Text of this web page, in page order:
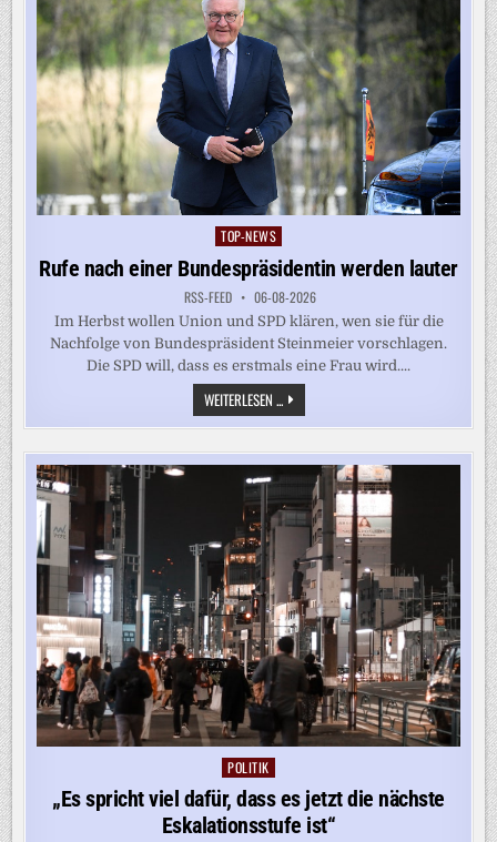
Posted
in
TOP-NEWS
Rufe nach einer Bundespräsidentin werden lauter
RSS-FEED 06-08-2026
Im Herbst wollen Union und SPD klären, wen sie für die
Nachfolge von Bundespräsident Steinmeier vorschlagen.
Die SPD will, dass es erstmals eine Frau wird....
WEITERLESEN ... RUFE
NACH
EINER
WERDEN
LAUTER
Posted
POLITIK
„Es spricht viel dafür, dass es jetzt die nächste
Eskalationsstufe ist“